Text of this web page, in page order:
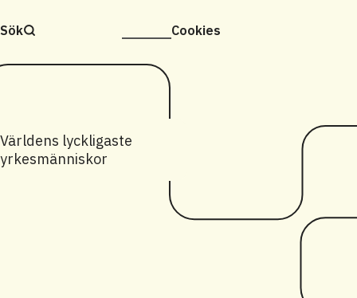
Sök Cookies
Världens lyckligaste
yrkesmänniskor